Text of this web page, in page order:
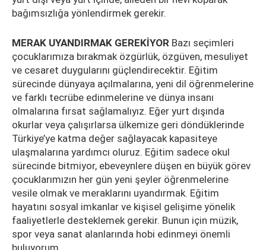
bağımsızlığa yönlendirmek gerekir.
MERAK UYANDIRMAK GEREKİYOR Bazı seçimleri
çocuklarımıza bırakmak özgürlük, özgüven, mesuliyet
ve cesaret duygularını güçlendirecektir. Eğitim
sürecinde dünyaya açılmalarına, yeni dil öğrenmelerine
ve farklı tecrübe edinmelerine ve dünya insanı
olmalarına fırsat sağlamalıyız. Eğer yurt dışında
okurlar veya çalışırlarsa ülkemize geri döndüklerinde
Türkiye’ye katma değer sağlayacak kapasiteye
ulaşmalarına yardımcı oluruz. Eğitim sadece okul
sürecinde bitmiyor, ebeveynlere düşen en büyük görev
çocuklarımızın her gün yeni şeyler öğrenmelerine
vesile olmak ve meraklarını uyandırmak. Eğitim
hayatını sosyal imkanlar ve kişisel gelişime yönelik
faaliyetlerle desteklemek gerekir. Bunun için müzik,
spor veya sanat alanlarında hobi edinmeyi önemli
buluyorum.